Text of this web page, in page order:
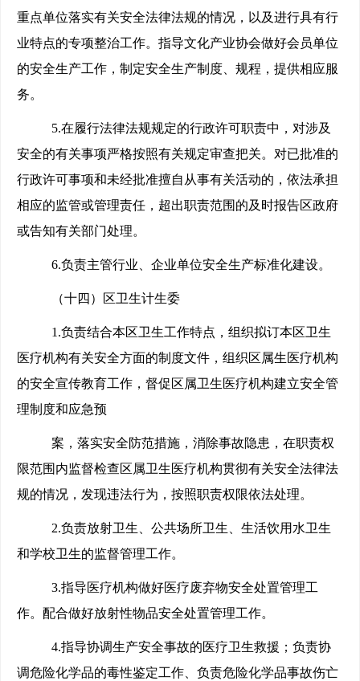
重点单位落实有关安全法律法规的情况，以及进行具有行
业特点的专项整治工作。指导文化产业协会做好会员单位
的安全生产工作，制定安全生产制度、规程，提供相应服
务。
5.在履行法律法规规定的行政许可职责中，对涉及
安全的有关事项严格按照有关规定审查把关。对已批准的
行政许可事项和未经批准擅自从事有关活动的，依法承担
相应的监管或管理责任，超出职责范围的及时报告区政府
或告知有关部门处理。
6.负责主管行业、企业单位安全生产标准化建设。
（十四）区卫生计生委
1.负责结合本区卫生工作特点，组织拟订本区卫生
医疗机构有关安全方面的制度文件，组织区属生医疗机构
的安全宣传教育工作，督促区属卫生医疗机构建立安全管
理制度和应急预
案，落实安全防范措施，消除事故隐患，在职责权
限范围内监督检查区属卫生医疗机构贯彻有关安全法律法
规的情况，发现违法行为，按照职责权限依法处理。
2.负责放射卫生、公共场所卫生、生活饮用水卫生
和学校卫生的监督管理工作。
3.指导医疗机构做好医疗废弃物安全处置管理工
作。配合做好放射性物品安全处置管理工作。
4.指导协调生产安全事故的医疗卫生救援；负责协
调危险化学品的毒性鉴定工作、负责危险化学品事故伤亡